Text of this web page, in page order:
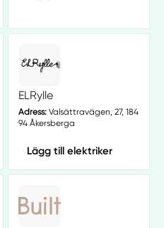
ELRylle
Adress:Valsättravägen, 27, 184
94 Åkersberga
Lägg till elektriker